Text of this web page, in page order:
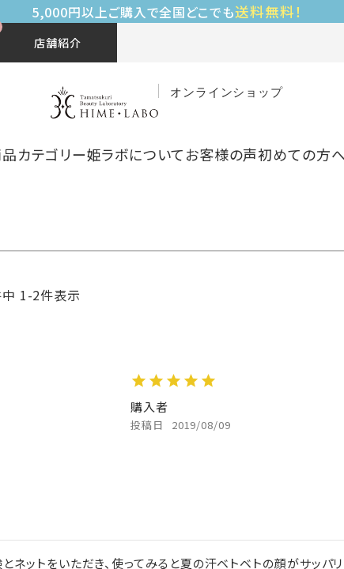
5,000円以上ご購入で全国どこでも送料無料！
店舗紹介
オンラインショップ
カテゴリー姫ラボについてお客様の声初めての方
1-2件表示
購入者
投稿日 2019/08/09
ットをいただき、使ってみると夏の汗ベトベトの顔がサッパリ